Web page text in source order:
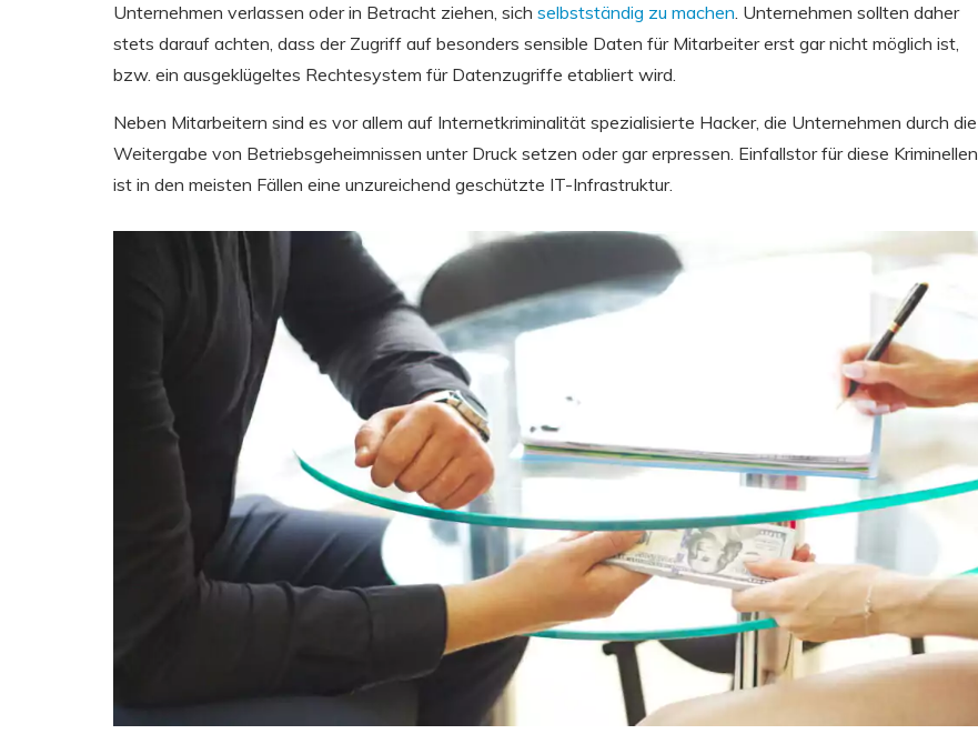
Unternehmen verlassen oder in Betracht ziehen, sich selbstständig zu machen. Unternehmen sollten daher
stets darauf achten, dass der Zugriff auf besonders sensible Daten für Mitarbeiter erst gar nicht möglich ist,
bzw. ein ausgeklügeltes Rechtesystem für Datenzugriffe etabliert wird.
Neben Mitarbeitern sind es vor allem auf Internetkriminalität spezialisierte Hacker, die Unternehmen durch die
Weitergabe von Betriebsgeheimnissen unter Druck setzen oder gar erpressen. Einfallstor für diese Kriminellen
ist in den meisten Fällen eine unzureichend geschützte IT-Infrastruktur.